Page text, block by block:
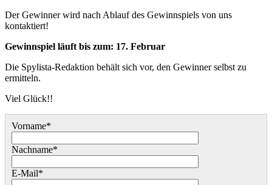
Der Gewinner wird nach Ablauf des Gewinnspiels von uns
kontaktiert!
Gewinnspiel läuft bis zum: 17. Februar
Die Spylista-Redaktion behält sich vor, den Gewinner selbst zu
ermitteln.
Viel Glück!!
Vorname*
Nachname*
E-Mail*